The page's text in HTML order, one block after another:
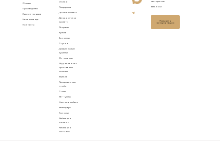
Отзывы
Производство
Идеи интерьера
Наша команда
Контакты
стулья
Полукресла
Детские кровати
Двухъярусные
кровати
Матрасы
Кресла
Банкетки
Стулья
Дизайнерские
кушетки
Оттоманки
Журнальные и
приставные
столики
Зеркала
Прикроватные
тумбы
Столы
ТВ - тумбы
Уличная мебель
Аксессуары
Консоли
Мебель для
спальни
Мебель для
гостиной
ресторанов
Вакансии
Получить
консультацию